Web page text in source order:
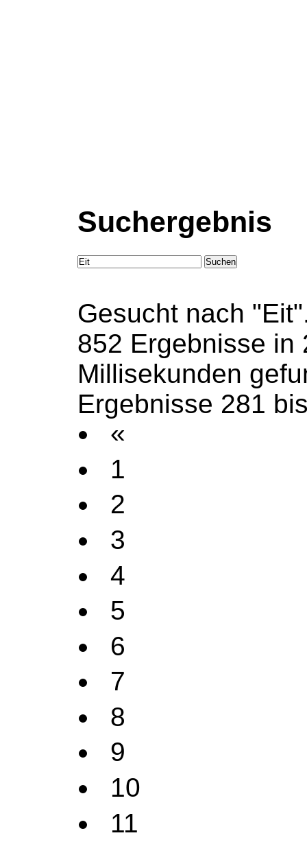
Suchergebnis
Suchen
Gesucht nach
852 Ergebnisse in
Millisekunden
Ergebnisse 281
«
1
2
3
4
5
6
7
8
9
10
11